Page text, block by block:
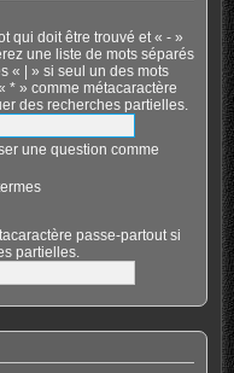
qui doit être trouvé et « - »
une liste de mots séparés
« | » si seul un des mots
* » comme métacaractère
des recherches partielles.
une question comme
passe-partout si
partielles.